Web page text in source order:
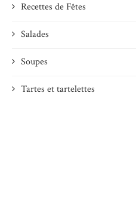
Recettes de Fêtes
Salades
Soupes
Tartes et tartelettes